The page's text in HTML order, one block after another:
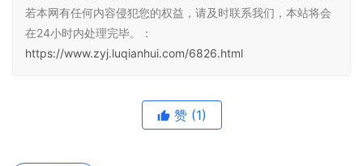
若本网有任何内容侵犯您的权益，请及时联系我们，本站将会
在24小时内处理完毕。：
https://www.zyj.luqianhui.com/6826.html
赞 (1)